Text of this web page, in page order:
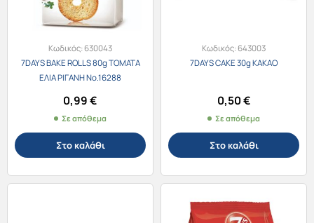
Κωδικός:630043
7DAYS BAKE ROLLS 80g ΤΟΜΑΤΑ
ΕΛΙΑ ΡΙΓΑΝΗ Νο.16288
0,99€
Σε απόθεμα
Στο καλάθι
Κωδικός:643003
7DAYS CAKE 30g ΚΑΚΑΟ
0,50€
Σε απόθεμα
Στο καλάθι